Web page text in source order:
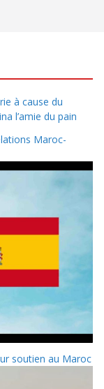
à cause du
Maroc-
soutien au Maroc